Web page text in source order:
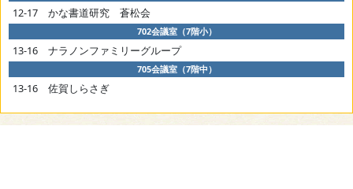
12-17 かな書道研究 蒼松会
702会議室（7階小）
13-16 ナラノンファミリーグループ
705会議室（7階中）
13-16 佐賀しらさぎ